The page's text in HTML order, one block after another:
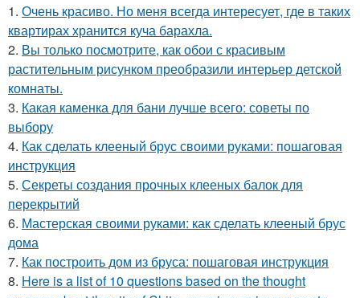
1. Очень красиво. Но меня всегда интересует, где в таких
квартирах хранится куча барахла.
2. Вы только посмотрите, как обои с красивым
растительным рисунком преобразили интерьер детской
комнаты.
3. Какая каменка для бани лучше всего: советы по
выбору
4. Как сделать клееный брус своими руками: пошаговая
инструкция
5. Секреты создания прочных клееных балок для
перекрытий
6. Мастерская своими руками: как сделать клееный брус
дома
7. Как построить дом из бруса: пошаговая инструкция
8. Here is a list of 10 questions based on the thought